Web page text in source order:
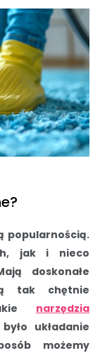
popularnością.
jak i nieco
doskonałe
tak chętnie
narzędzia
układanie
możemy